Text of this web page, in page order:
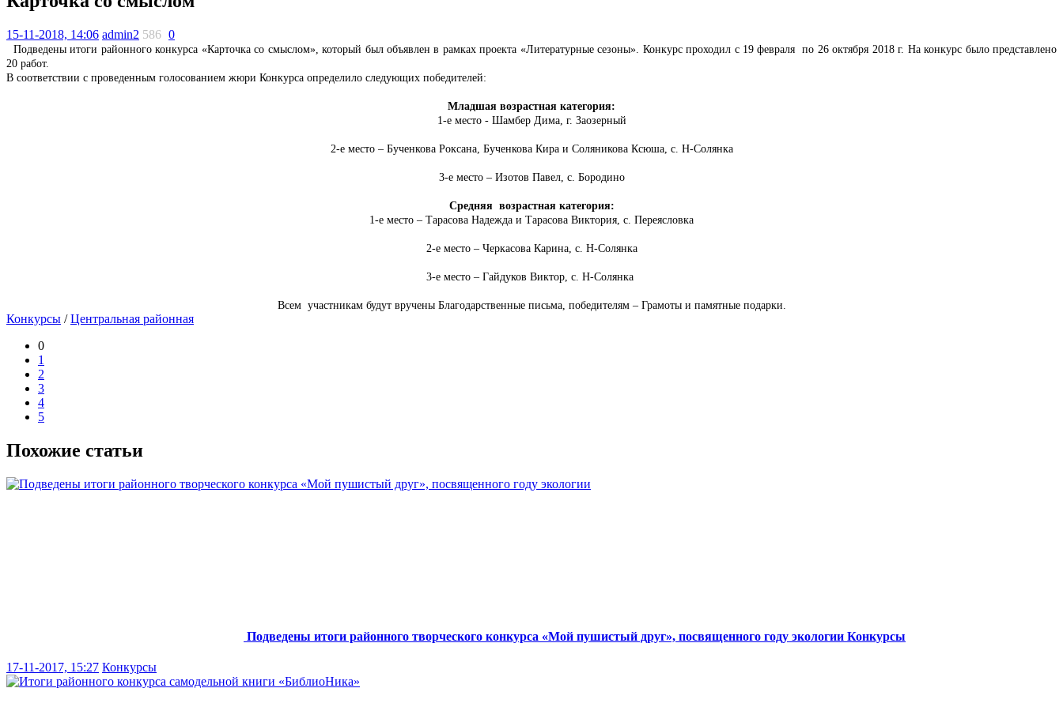
15-11-2018, 14:06 admin2 586 0
Подведены итоги районного конкурса «Карточка со смыслом», который был объявлен в рамках проекта «Литературные сезоны». Конкурс проходил с 19 февраля по 26 октября 2018 г. На конкурс было представлено
20 работ.
В соответствии с проведенным голосованием жюри Конкурса определило следующих победителей:
Младшая возрастная категория:
1-е место - Шамбер Дима, г. Заозерный
2-е место – Бученкова Роксана, Бученкова Кира и Соляникова Ксюша, с. Н-Солянка
3-е место – Изотов Павел, с. Бородино
Средняя возрастная категория:
1-е место – Тарасова Надежда и Тарасова Виктория, с. Переясловка
2-е место – Черкасова Карина, с. Н-Солянка
3-е место – Гайдуков Виктор, с. Н-Солянка
Всем участникам будут вручены Благодарственные письма, победителям – Грамоты и памятные подарки.
Конкурсы /Центральная районная
0
1
2
3
4
5
Похожие статьи
Подведены итоги районного творческого конкурса «Мой пушистый друг», посвященного году экологии Конкурсы
17-11-2017, 15:27 Конкурсы